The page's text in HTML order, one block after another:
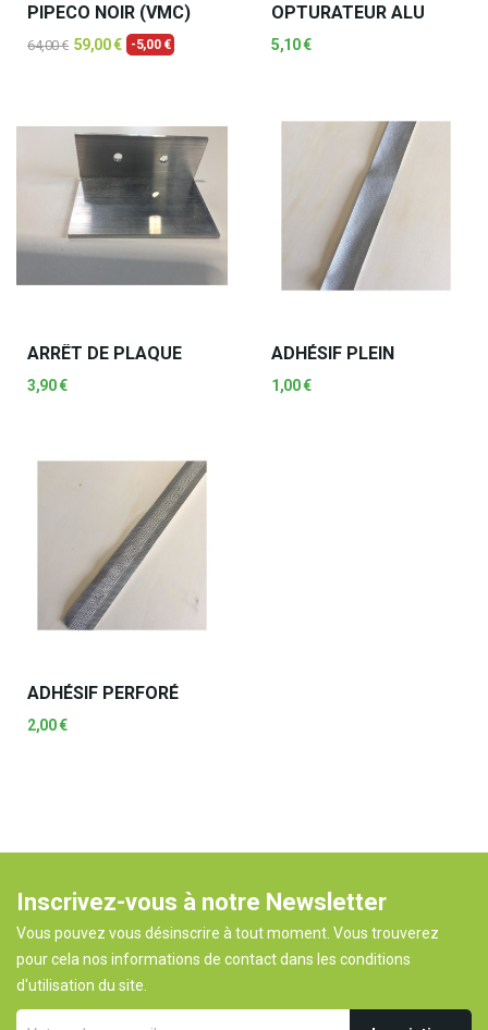
PIPECO NOIR (VMC)
64,00 € 59,00 € -5,00 €
OPTURATEUR ALU
5,10 €
ARRÊT DE PLAQUE
3,90 €
ADHÉSIF PLEIN
1,00 €
ADHÉSIF PERFORÉ
2,00 €
Inscrivez-vous à notre Newsletter
Vous pouvez vous désinscrire à tout moment. Vous trouverez
pour cela nos informations de contact dans les conditions
d'utilisation du site.